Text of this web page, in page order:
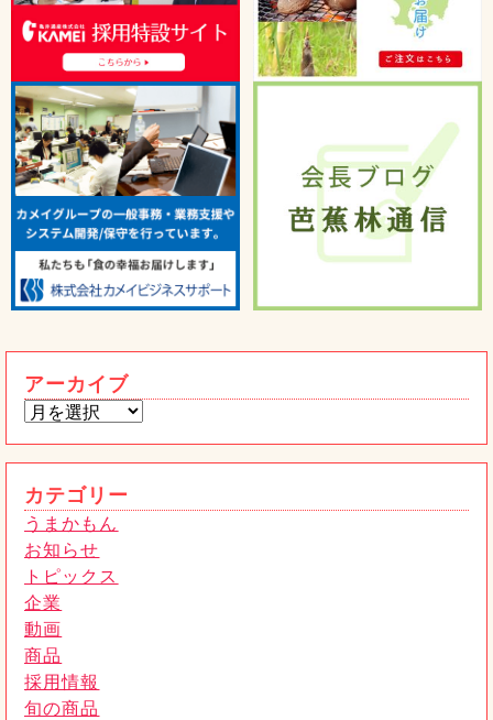
トピックス
桃屋と共同開発！国産豚肉の本格豚キム
チ！！
2026年03月24日
宮崎県の「株式会社餃子の馬渡」の冷凍
餃子を紹介します！
2026年02月4日
うまかもん
熊本限定 ワンピースコラボ太平燕発売
です！
2026年01月15日
すましメール」にご注意ください
2026年01月6日
2025年11月28日
アーカイブ
カテゴリー
うまかもん
お知らせ
トピックス
企業
動画
商品
採用情報
旬の商品